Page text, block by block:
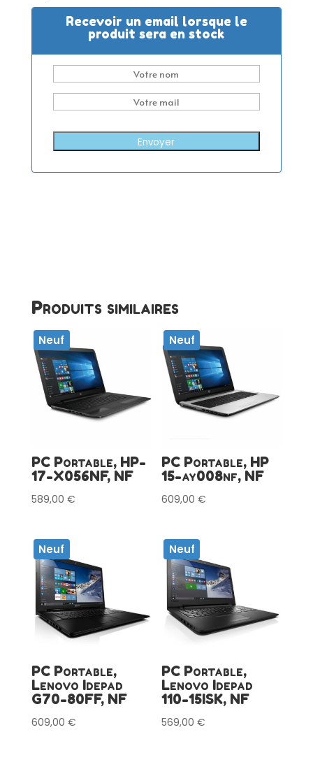
Recevoir un email lorsque le
produit sera en stock
Envoyer
Produits similaires
Neuf
PC Portable, HP-
17-X056NF, NF
589,00 €
Neuf
PC Portable, HP
15-ay008nf, NF
609,00€
Neuf
PC Portable,
Lenovo Idepad
G70-80FF, NF
609,00 €
Neuf
PC Portable,
Lenovo Idepad
110-15ISK, NF
569,00€